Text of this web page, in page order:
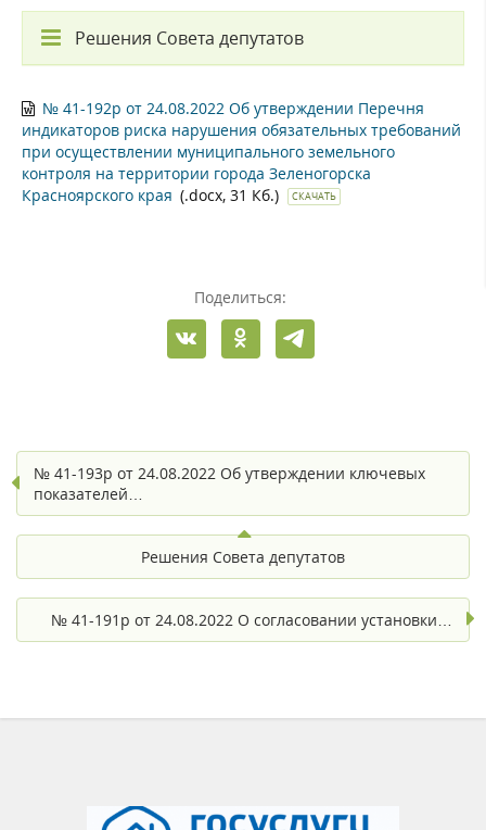
Решения Совета депутатов
№ 41-192р от 24.08.2022 Об утверждении Перечня
индикаторов риска нарушения обязательных требований
при осуществлении муниципального земельного
контроля на территории города Зеленогорска
Красноярского края (.docx, 31 Кб.) СКАЧАТЬ
Поделиться:
№ 41-193р от 24.08.2022 Об утверждении ключевых
показателей…
Решения Совета депутатов
№ 41-191р от 24.08.2022 О согласовании установки…